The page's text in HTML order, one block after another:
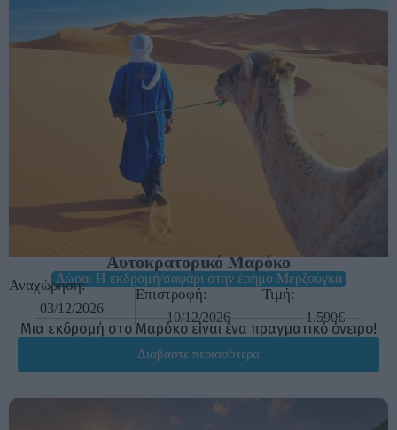
Αυτοκρατορικό Μαρόκο
Δώρο: Η εκδρομή/σαφάρι στην έρημο Μερζούγκα
Αναχώρηση:
03/12/2026
Επιστροφή:
10/12/2026
Τιμή:
1.590€
Μια εκδρομή στο Μαρόκο είναι ένα πραγματικό όνειρο!
Διαβάστε περισσότερα